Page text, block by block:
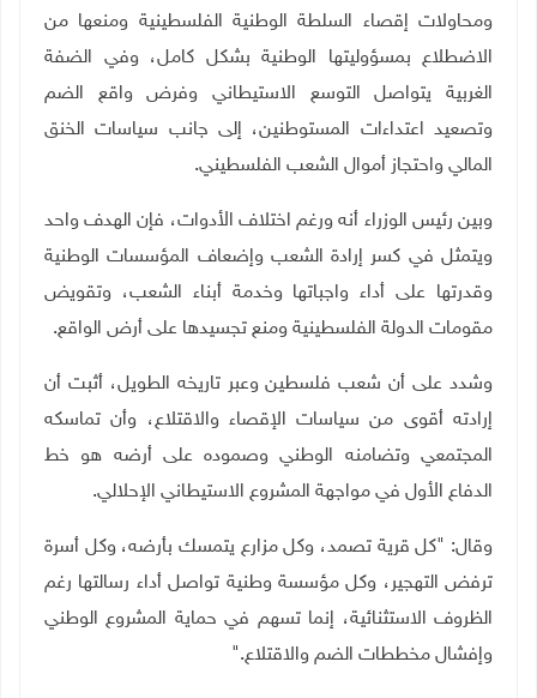
ومحاولات إقصاء السلطة الوطنية الفلسطينية ومنعها من
الاضطلاع بمسؤوليتها الوطنية بشكل كامل، وفي الضفة
الغربية يتواصل التوسع الاستيطاني وفرض واقع الضم
وتصعيد اعتداءات المستوطنين، إلى جانب سياسات الخنق
المالي واحتجاز أموال الشعب الفلسطيني.
وبين رئيس الوزراء أنه ورغم اختلاف الأدوات، فإن الهدف واحد
ويتمثل في كسر إرادة الشعب وإضعاف المؤسسات الوطنية
وقدرتها على أداء واجباتها وخدمة أبناء الشعب، وتقويض
مقومات الدولة الفلسطينية ومنع تجسيدها على أرض الواقع.
وشدد على أن شعب فلسطين وعبر تاريخه الطويل، أثبت أن
إرادته أقوى من سياسات الإقصاء والاقتلاع، وأن تماسكه
المجتمعي وتضامنه الوطني وصموده على أرضه هو خط
الدفاع الأول في مواجهة المشروع الاستيطاني الإحلالي.
وقال: "كل قرية تصمد، وكل مزارع يتمسك بأرضه، وكل أسرة
ترفض التهجير، وكل مؤسسة وطنية تواصل أداء رسالتها رغم
الظروف الاستثنائية، إنما تسهم في حماية المشروع الوطني
وإفشال مخططات الضم والاقتلاع".